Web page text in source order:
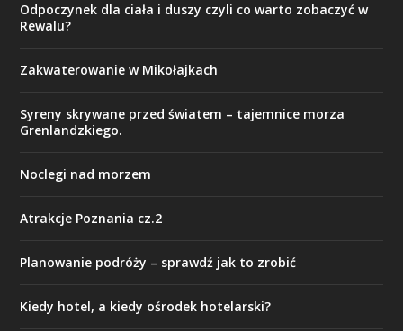
Odpoczynek dla ciała i duszy czyli co warto zobaczyć w
Rewalu?
Zakwaterowanie w Mikołajkach
Syreny skrywane przed światem – tajemnice morza
Grenlandzkiego.
Noclegi nad morzem
Atrakcje Poznania cz.2
Planowanie podróży – sprawdź jak to zrobić
Kiedy hotel, a kiedy ośrodek hotelarski?